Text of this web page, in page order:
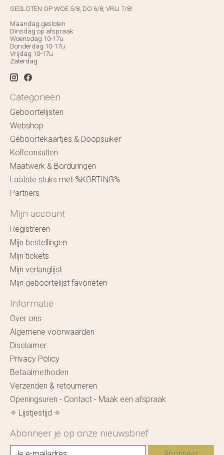
GESLOTEN OP WOE 5/8, DO 6/8, VRIJ 7/8!
Maandag gesloten
Dinsdag op afspraak
Woensdag 10-17u
Donderdag 10-17u
Vrijdag 10-17u
Zaterdag
Categorieën
Geboortelijsten
Webshop
Geboortekaartjes & Doopsuiker
Kolfconsulten
Maatwerk & Borduringen
Laatste stuks met %KORTING%
Partners
Mijn account
Registreren
Mijn bestellingen
Mijn tickets
Mijn verlanglijst
Mijn geboortelijst favorieten
Informatie
Over ons
Algemene voorwaarden
Disclaimer
Privacy Policy
Betaalmethoden
Verzenden & retourneren
Openingsuren - Contact - Maak een afspraak
✧ Lijstjestijd ✧
Abonneer je op onze nieuwsbrief